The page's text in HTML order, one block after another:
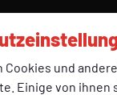
Cookies und
Einige von ihnen